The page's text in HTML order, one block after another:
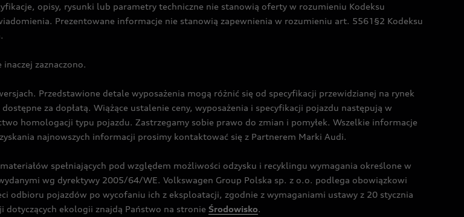
opisy, rysunki lub parametry techniczne nie stanowią oferty w rozumieniu Kodeksu
Prezentowane informacje nie stanowią zapewnienia w rozumieniu art. 5561§2 Kodeksu
zaznaczono.
Przedstawione detale wyposażenia mogą różnić się od specyfikacji przewidzianej na rynek
za dopłatą. Wiążące ustalenie ceny, wyposażenia i specyfikacji pojazdu następują w
homologacji typu pojazdu. Zastrzegamy sobie prawo do zmian i pomyłek. Wszelkie informacje
najnowszych informacji prosimy kontaktować się z Partnerem Marki Audi.
spełniających pod względem możliwości odzysku i recyklingu wymagania określone w
wg dyrektywy 2005/64/WE. Volkswagen Group Polska sp. z o.o. podlega obowiązkowi
odbioru pojazdów po wycofaniu ich z eksploatacji, zgodnie z wymaganiami ustawy z 20 stycznia
ekologii znajdą Państwo na stronie Środowisko.